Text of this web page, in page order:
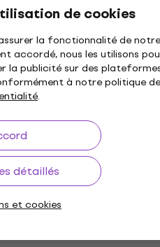
de cookies
la fonctionnalité de notre
accordé, nous les utilisons
la publicité sur des
à notre politique de
.
détaillés
et cookies
Spécifications matérielles